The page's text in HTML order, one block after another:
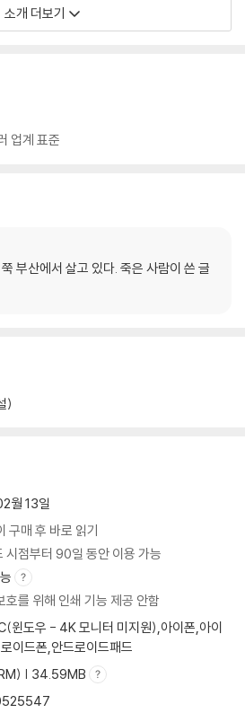
플랫폼 브릿G(britg.kr)에서 편집부 추천작으
작가의 첫 출간작으로, 조선 시대 가상의 전
에 진출하는 등 개성 있는 작품 활동을 꾸
계』 등을 발표하며 차세대 호러 소설가로서
가의 깊이 있는 해설과 시선이 담긴 리뷰
독자들이 골고루 즐길 수 있는 다층적인 재미
면으로 매우 ‘전통적인’ 크툴루 신화 서사
매뉴얼괴담이나 SCP재단 등의 화소와도
), 리뷰 「코스믹 호러 업계 표준」 중에서
소식을 전해 듣는다. 괴상한 외향과 풍습을
습 공격으로 마을에서 전투가 벌어지며 많
을에서는 복수를 위해 미지의 적을 찾아 나
부 또한 알 수 없는 강박과 의무감에 휩싸인
. 불온한 파멸의 예감이 드리워진 숲속으로.
구구단편서가에 이어, 신진작가와 기성작
하는 황금가지의 전자책 시리즈 ‘구구단편
다. SF, 판타지, 호러, 로맨스, 추리, 스릴러
편의 단편소설에 감상의 폭을 더해 줄 리뷰
소개 더보기
업계 표준
부산에서 살고 있다. 죽은 사람이 쓴 글
)
월 13일
구매 후 바로 읽기
시점부터 90일 동안 이용 가능
호를 위해 인쇄 기능 제공 안함
윈도우 - 4K 모니터 미지원),아이폰,아이
이드폰,안드로이드패드
| 34.59MB